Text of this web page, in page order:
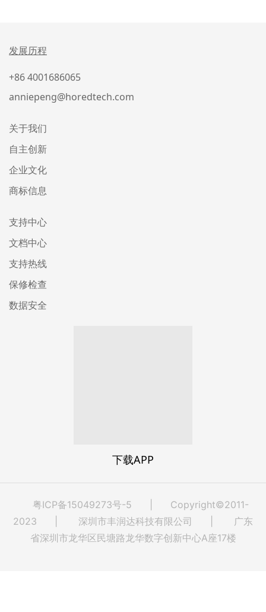
发展历程
+86 4001686065
anniepeng@horedtech.com
关于我们
自主创新
企业文化
商标信息
支持中心
文档中心
支持热线
保修检查
数据安全
下载APP
粤ICP备15049273号-5 | Copyright©2011-
2023 | 深圳市丰润达科技有限公司 | 广东
省深圳市龙华区民塘路龙华数字创新中心A座17楼